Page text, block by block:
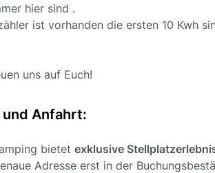
hier sind .
ist vorhanden die ersten 10 Kwh
uns auf Euch!
Anfahrt:
bietet exklusive
Adresse erst in der